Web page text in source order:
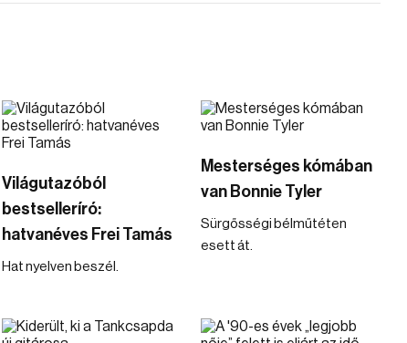
Világutazóból
bestselleríró:
hatvanéves Frei Tamás
Hat nyelven beszél.
Mesterséges kómában
van Bonnie Tyler
Sürgősségi bélműtéten
esett át.